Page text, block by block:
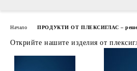
Начало ПРОДУКТИ ОТ ПЛЕКСИГЛАС –
Открийте нашите изделия от